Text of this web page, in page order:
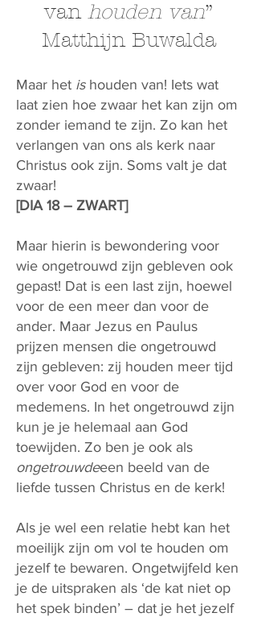
van houden van”
Matthijn Buwalda
Maar het ishouden van! Iets wat
laat zien hoe zwaar het kan zijn om
zonder iemand te zijn. Zo kan het
verlangen van ons als kerk naar
Christus ook zijn. Soms valt je dat
zwaar!
[DIA 18 – ZWART]
Maar hierin is bewondering voor
wie ongetrouwd zijn gebleven ook
gepast! Dat is een last zijn, hoewel
voor de een meer dan voor de
ander. Maar Jezus en Paulus
prijzen mensen die ongetrouwd
zijn gebleven: zij houden meer tijd
over voor God en voor de
medemens. In het ongetrouwd zijn
kun je je helemaal aan God
toewijden. Zo ben je ook als
ongetrouwdeeen beeld van de
liefde tussen Christus en de kerk!
Als je wel een relatie hebt kan het
moeilijk zijn om vol te houden om
jezelf te bewaren. Ongetwijfeld ken
je de uitspraken als ‘de kat niet op
het spek binden’ – dat je het jezelf